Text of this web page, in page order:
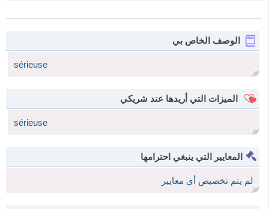
الوصف الخاص بي
sérieuse
الميزات التي أريدها عند شريكي
sérieuse
المعايير التي ينبغي احترامها
لم يتم تخصيص أي معايير